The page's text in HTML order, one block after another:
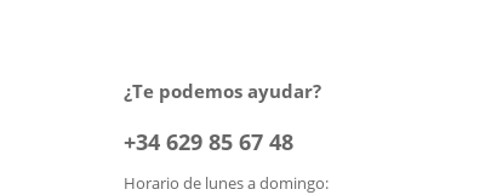
¿Te podemos ayudar?
+34 629 85 67 48
Horario de lunes a domingo: